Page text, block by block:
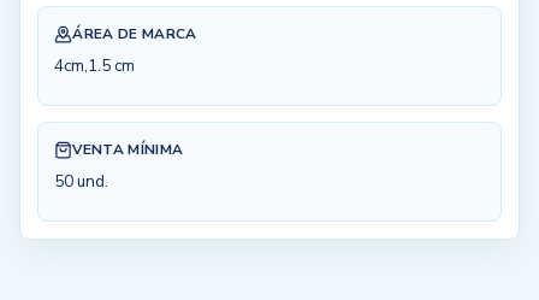
ÁREA DE MARCA
4cm,1.5 cm
VENTA MÍNIMA
50 und.